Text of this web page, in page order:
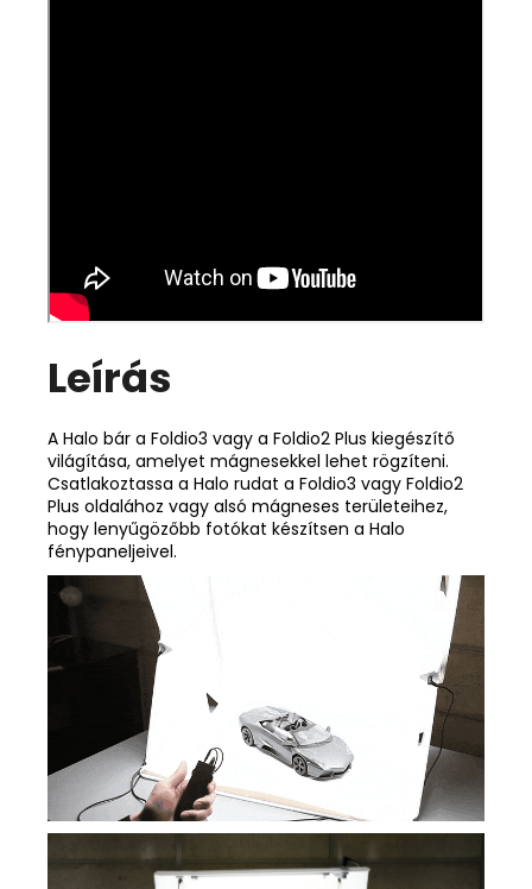
Leírás
A Halo bár a Foldio3 vagy a Foldio2 Plus kiegészítő
világítása, amelyet mágnesekkel lehet rögzíteni.
Csatlakoztassa a Halo rudat a Foldio3 vagy Foldio2
Plus oldalához vagy alsó mágneses területeihez,
hogy lenyűgözőbb fotókat készítsen a Halo
fénypaneljeivel.